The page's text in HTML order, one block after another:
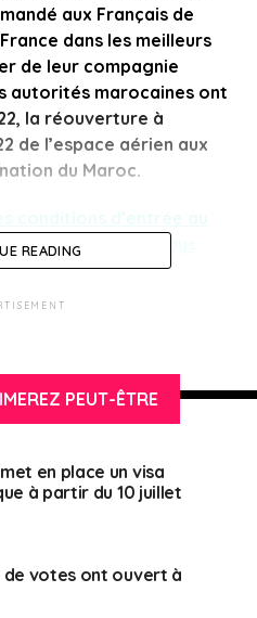
aux Français de
dans les meilleurs
de leur compagnie
autorités marocaines ont
la réouverture à
de l’espace aérien aux
du Maroc.
vigueur dans le pays
READING
PEUT-ÊTRE
en place un visa
à partir du 10 juillet
de votes ont ouvert à